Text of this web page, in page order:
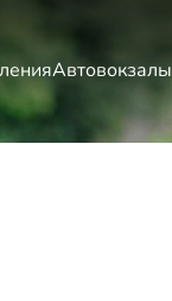
Автовокзалы